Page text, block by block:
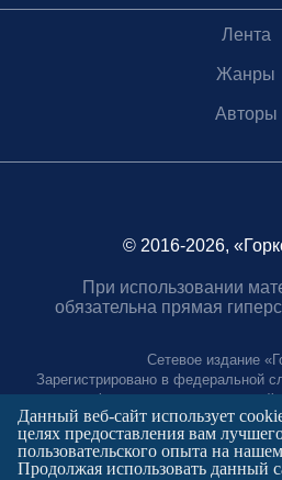
Лента
Жанры
Авторы
© 2016-2026,
При использовании
обязательна прямая
Сетевое издание
Зарегистрировано в федеральной
связи, информационных
Регистрационный номер ЭЛ № ФС77-
Учредитель: Муниципальное
городских
Данный веб-сайт использует
целях предоставления вам
пользовательского опыта на
Продолжая использовать данный